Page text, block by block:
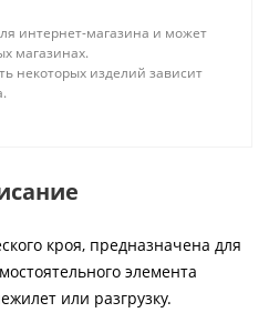
интернет-магазина и может
магазинах.
некоторых изделий зависит
кроя, предназначена для
элемента
или разгрузку.